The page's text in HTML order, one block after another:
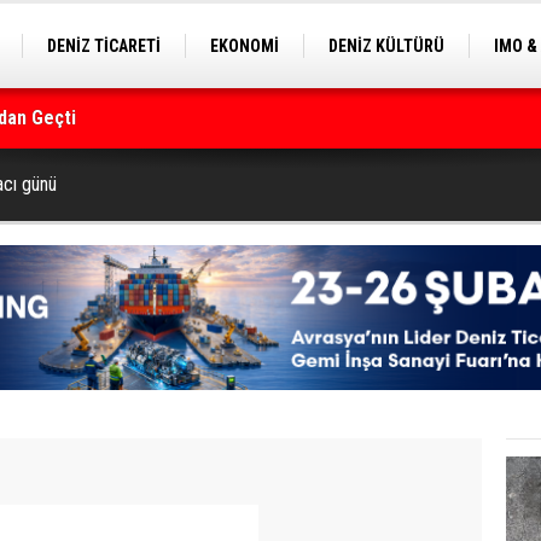
DENİZ TİCARETİ EKONOMİ DENİZ KÜLTÜRÜ
IMO
Geçti
günü